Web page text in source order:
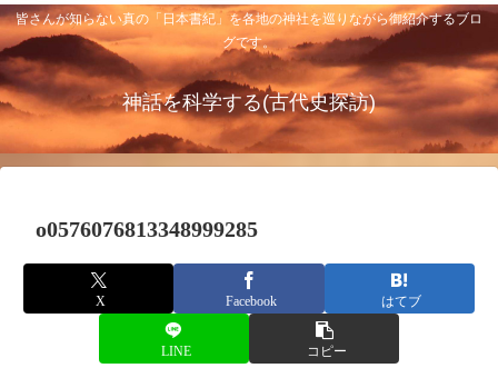
皆さんが知らない真の「日本書紀」を各地の神社を巡りながら御紹介するブロ
グです。
神話を科学する(古代史探訪)
o0576076813348999285
X Facebook はてブ
LINE コピー